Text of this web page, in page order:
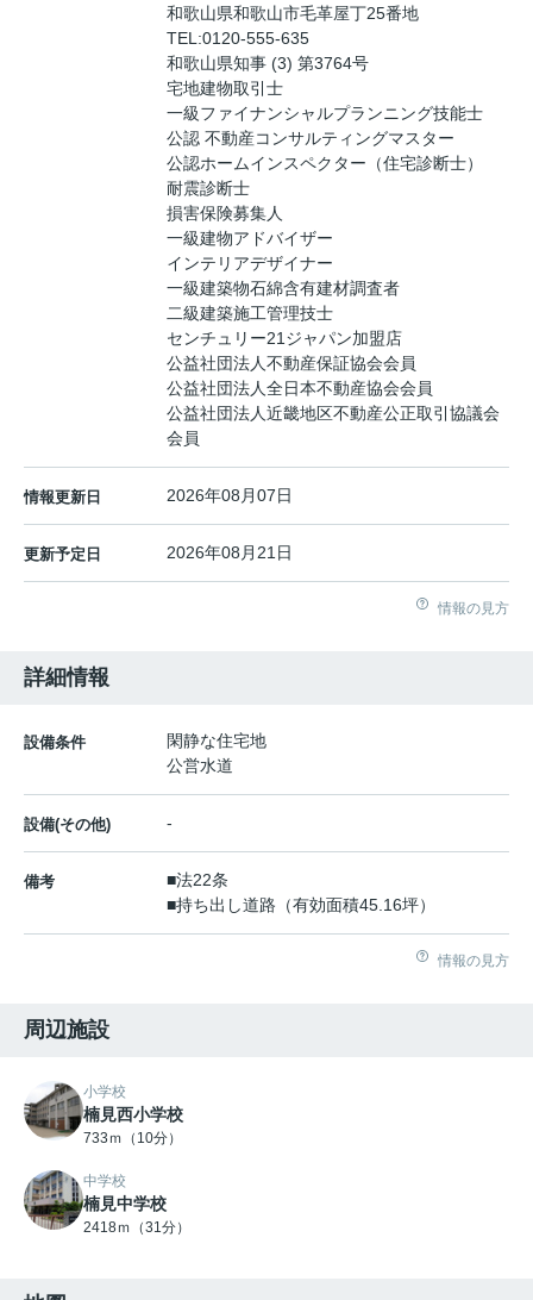
和歌山県和歌山市毛革屋丁25番地
TEL:0120-555-635
和歌山県知事 (3) 第3764号
宅地建物取引士
一級ファイナンシャルプランニング技能士
公認 不動産コンサルティングマスター
公認ホームインスペクター（住宅診断士）
耐震診断士
損害保険募集人
一級建物アドバイザー
インテリアデザイナー
一級建築物石綿含有建材調査者
二級建築施工管理技士
センチュリー21ジャパン加盟店
公益社団法人不動産保証協会会員
公益社団法人全日本不動産協会会員
公益社団法人近畿地区不動産公正取引協議会
会員
情報更新日 2026年08月07日
更新予定日 2026年08月21日
情報の見方
詳細情報
設備条件
閑静な住宅地
公営水道
設備(その他) -
備考
■法22条
■持ち出し道路（有効面積45.16坪）
情報の見方
周辺施設
小学校
楠見西小学校
733ｍ（10分）
中学校
楠見中学校
2418ｍ（31分）